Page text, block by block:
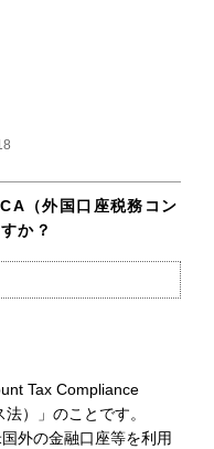
（外国口座税務コン
か？
Tax Compliance
）」のことです。
外の金融口座等を利用